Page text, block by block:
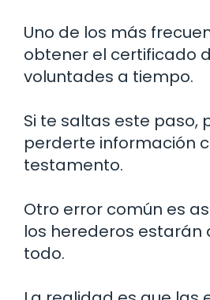
Uno de los más
obtener el certificado
voluntades a tiempo.
Si te saltas este paso,
perderte información
testamento.
Otro error común es
los herederos estarán
todo.